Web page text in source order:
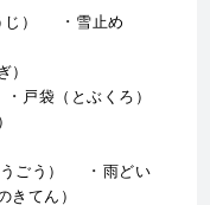
）
雪止め
戸袋（とぶくろ）
ごう）
雨どい
きてん）